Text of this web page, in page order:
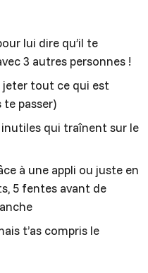
lui dire qu’il te
3 autres personnes !
tout ce qui est
passer)
qui traînent sur le
à une appli ou juste en
5 fentes avant de
t’as compris le